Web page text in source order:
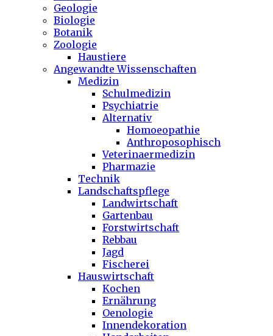
Geologie
Biologie
Botanik
Zoologie
Haustiere
Angewandte Wissenschaften
Medizin
Schulmedizin
Psychiatrie
Alternativ
Homoeopathie
Anthroposophisch
Veterinaermedizin
Pharmazie
Technik
Landschaftspflege
Landwirtschaft
Gartenbau
Forstwirtschaft
Rebbau
Jagd
Fischerei
Hauswirtschaft
Kochen
Ernährung
Oenologie
Innendekoration